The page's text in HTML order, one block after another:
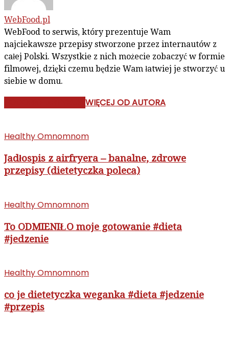
WebFood.pl
WebFood to serwis, który prezentuje Wam
najciekawsze przepisy stworzone przez internautów z
całej Polski. Wszystkie z nich możecie zobaczyć w formie
filmowej, dzięki czemu będzie Wam łatwiej je stworzyć u
siebie w domu.
WIĘCEJ OD AUTORA
Healthy Omnomnom
Jadłospis z airfryera – banalne, zdrowe
przepisy (dietetyczka poleca)
Healthy Omnomnom
To ODMIENIŁO moje gotowanie #dieta
#jedzenie
Healthy Omnomnom
co je dietetyczka weganka #dieta #jedzenie
#przepis